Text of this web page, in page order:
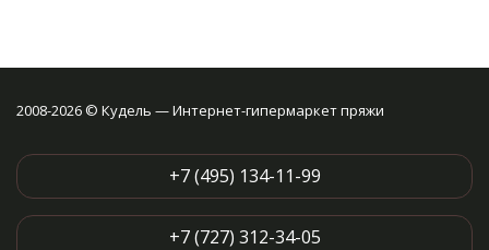
2008-2026 © Кудель — Интернет-гипермаркет пряжи
+7 (495) 134-11-99
+7 (727) 312-34-05